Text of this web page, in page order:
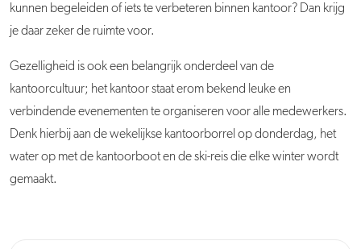
kunnen begeleiden of iets te verbeteren binnen kantoor? Dan krijg
je daar zeker de ruimte voor.
Gezelligheid is ook een belangrijk onderdeel van de
kantoorcultuur; het kantoor staat erom bekend leuke en
verbindende evenementen te organiseren voor alle medewerkers.
Denk hierbij aan de wekelijkse kantoorborrel op donderdag, het
water op met de kantoorboot en de ski-reis die elke winter wordt
gemaakt.